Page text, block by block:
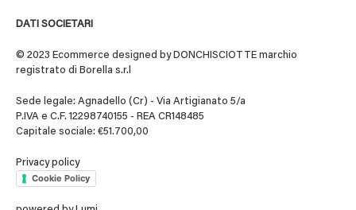
DATI SOCIETARI
© 2023 Ecommerce designed by DONCHISCIOTTE marchio
registrato di Borella s.r.l
Sede legale: Agnadello (Cr) - Via Artigianato 5/a
P.IVA e C.F. 12298740155 - REA CR148485
Capitale sociale: €51.700,00
Privacy policy
Cookie Policy